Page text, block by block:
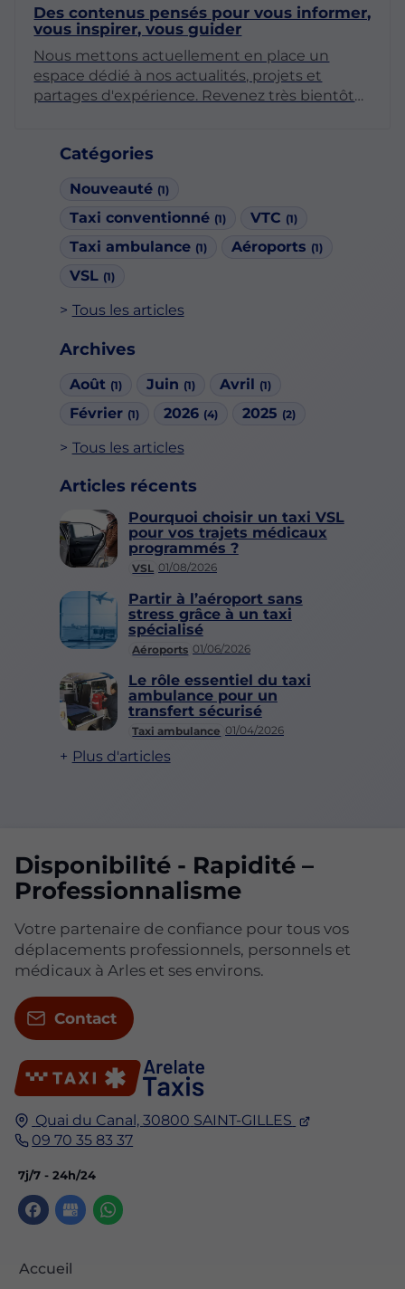
Catégories
Nouveauté (1)
Taxi conventionné (1) VTC (1)
Taxi ambulance (1) Aéroports (1)
VSL (1)
Tous les articles
Archives
Août (1) Juin (1) Avril (1)
Février (1) 2026 (4) 2025 (2)
Tous les articles
Articles récents
VSL 01/08/2026
Pourquoi choisir un taxi VSL
pour vos trajets médicaux
programmés ?
Aéroports 01/06/2026
Partir à l’aéroport sans
stress grâce à un taxi
spécialisé
Taxi ambulance 01/04/2026
Le rôle essentiel du taxi
ambulance pour un
transfert sécurisé
Plus d'articles
Des contenus pensés pour vous informer,
vous inspirer, vous guider
Nous mettons actuellement en place un
espace dédié à nos actualités, projets et
partages d'expérience. Revenez très bientôt
Quai du Canal,30800 SAINT-GILLES
09 70 35 83 37
7j/7 - 24h/24
Accueil
Disponibilité - Rapidité –
Professionnalisme
Votre partenaire de confiance pour tous vos
déplacements professionnels, personnels et
médicaux à Arles et ses environs.
Contact